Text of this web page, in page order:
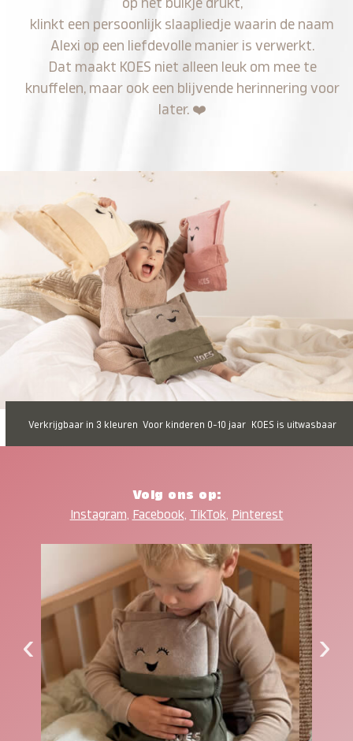
op het buikje drukt,
klinkt een persoonlijk slaapliedje waarin de naam
Alexi op een liefdevolle manier is verwerkt.
Dat maakt KOES niet alleen leuk om mee te
knuffelen, maar ook een blijvende herinnering voor
later. ❤️
Verkrijgbaar in 3 kleuren Voor kinderen 0-10 jaar KOES is uitwasbaar
Volg ons op:
Instagram, Facebook, TikTok, Pinterest
‹ ›